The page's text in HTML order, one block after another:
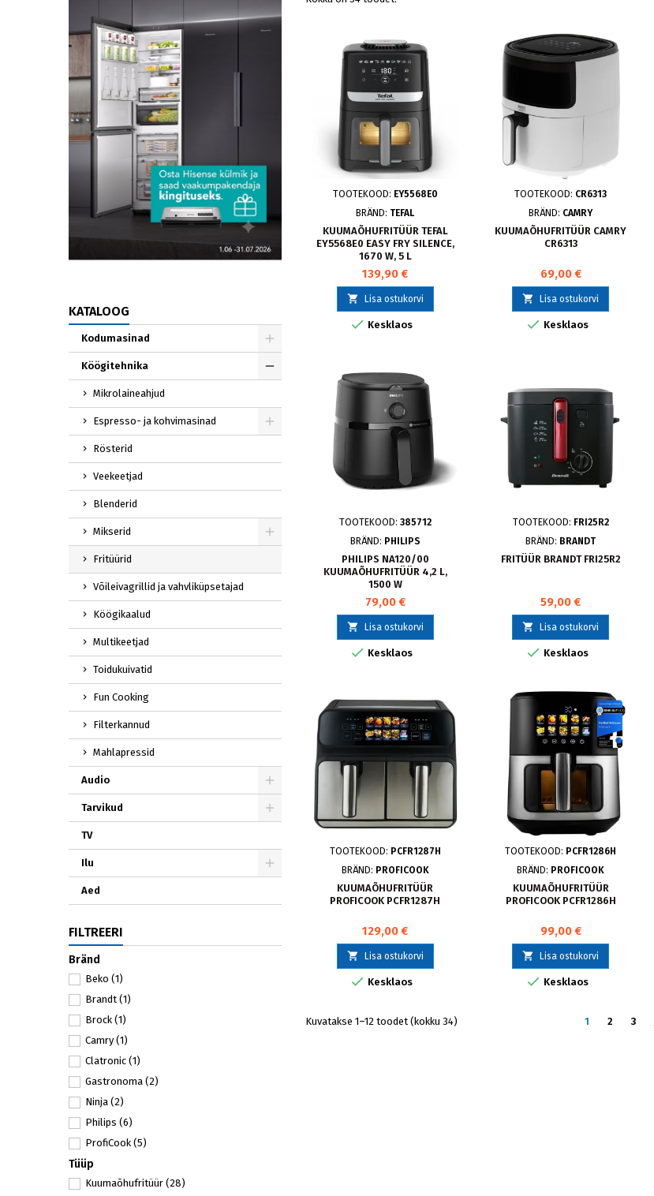
KATALOOG
Kodumasinad
Köögitehnika
Mikrolaineahjud
Espresso- ja kohvimasinad
Rösterid
Veekeetjad
Blenderid
Mikserid
Fritüürid
Võileivagrillid ja vahvliküpsetajad
Köögikaalud
Multikeetjad
Toidukuivatid
Fun Cooking
Filterkannud
Mahlapressid
Audio
Tarvikud
TV
Ilu
Aed
FILTREERI
Bränd
Beko (1)
Brandt (1)
Brock (1)
Camry(1)
Clatronic (1)
Gastronoma (2)
Ninja (2)
Philips (6)
ProfiCook (5)
Sencor
Severin(1)
Tüüp
Kuumaõhufritüür (28)
TOOTEKOOD: EY5568E0
BRÄND: TEFAL
KUUMAÕHUFRITÜÜR TEFAL
EY5568E0 EASY FRY SILENCE,
1670 W, 5 L
139,90 €
 Lisa ostukorvi
 Kesklaos
TOOTEKOOD: CR6313
BRÄND: CAMRY
KUUMAÕHUFRITÜÜR CAMRY
CR6313
69,00 €
 Lisa ostukorvi
 Kesklaos
TOOTEKOOD: 385712
BRÄND: PHILIPS
PHILIPS NA120/00
KUUMAÕHUFRITÜÜR 4,2 L,
1500 W
79,00 €
 Lisa ostukorvi
 Kesklaos
TOOTEKOOD: FRI25R2
BRÄND: BRANDT
FRITÜÜR BRANDT FRI25R2
59,00 €
 Lisa ostukorvi
 Kesklaos
TOOTEKOOD: PCFR1287H
BRÄND: PROFICOOK
KUUMAÕHUFRITÜÜR
PROFICOOK PCFR1287H
129,00 €
 Lisa ostukorvi
 Kesklaos
TOOTEKOOD: PCFR1286H
BRÄND: PROFICOOK
KUUMAÕHUFRITÜÜR
PROFICOOK PCFR1286H
99,00 €
 Lisa ostukorvi
 Kesklaos
Kuvatakse 1–12 toodet (kokku 34) 1 2 3